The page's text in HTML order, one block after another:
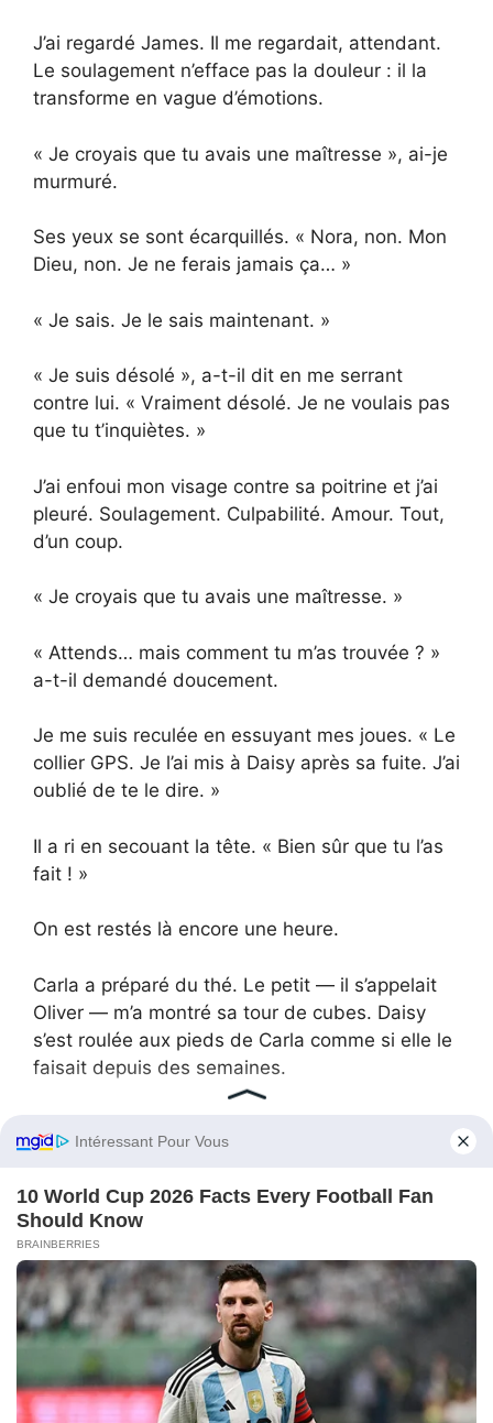
J’ai regardé James. Il me regardait, attendant.
Le soulagement n’efface pas la douleur : il la
transforme en vague d’émotions.
« Je croyais que tu avais une maîtresse », ai-je
murmuré.
Ses yeux se sont écarquillés. « Nora, non. Mon
Dieu, non. Je ne ferais jamais ça… »
« Je sais. Je le sais maintenant. »
« Je suis désolé », a-t-il dit en me serrant
contre lui. « Vraiment désolé. Je ne voulais pas
que tu t’inquiètes. »
J’ai enfoui mon visage contre sa poitrine et j’ai
pleuré. Soulagement. Culpabilité. Amour. Tout,
d’un coup.
« Je croyais que tu avais une maîtresse. »
« Attends… mais comment tu m’as trouvée ? »
a-t-il demandé doucement.
Je me suis reculée en essuyant mes joues. « Le
collier GPS. Je l’ai mis à Daisy après sa fuite. J’ai
oublié de te le dire. »
Il a ri en secouant la tête. « Bien sûr que tu l’as
fait ! »
On est restés là encore une heure.
Carla a préparé du thé. Le petit — il s’appelait
Oliver — m’a montré sa tour de cubes. Daisy
s’est roulée aux pieds de Carla comme si elle le
faisait depuis des semaines.
Daisy derrière les oreilles. « Et Oliver aussi. »
Oliver m’a montré sa tour de cubes.
J’ai regardé James s’asseoir par terre avec
Oliver pour l’aider à empiler les pièces. Il avait
l’air si à l’aise. Si heureux.
C’est là qu’il avait été, toutes ces nuits. Pas en
train de me tromper. Pas en train de mentir par